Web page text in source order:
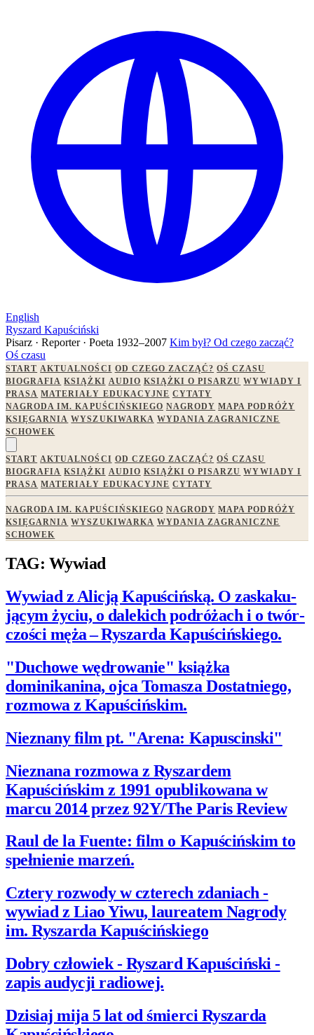
English
Ryszard Kapuściński
Pisarz · Reporter · Poeta 1932–2007 Kim był? Od czego zacząć?
Oś czasu
START AKTUALNOŚCI OD CZEGO ZACZĄĆ? OŚ CZASU
BIOGRAFIA KSIĄŻKI AUDIO KSIĄŻKI O PISARZU WYWIADY I
PRASA MATERIAŁY EDUKACYJNE CYTATY
NAGRODA IM. KAPUŚCIŃSKIEGO NAGRODY MAPA PODRÓŻY
KSIĘGARNIA WYSZUKIWARKA WYDANIA ZAGRANICZNE
SCHOWEK
START AKTUALNOŚCI OD CZEGO ZACZĄĆ? OŚ CZASU
BIOGRAFIA KSIĄŻKI AUDIO KSIĄŻKI O PISARZU WYWIADY I
PRASA MATERIAŁY EDUKACYJNE CYTATY
NAGRODA IM. KAPUŚCIŃSKIEGO NAGRODY MAPA PODRÓŻY
KSIĘGARNIA WYSZUKIWARKA WYDANIA ZAGRANICZNE
SCHOWEK
TAG: Wywiad
Wywiad z Ali­cją Kapu­ściń­ską. O zaska­ku­
ją­cym życiu, o dale­kich podró­żach i o twór­
czo­ści męża – Ryszarda Kapuścińskiego.
"Duchowe wędrowanie" książka
dominikanina, ojca Tomasza Dostatniego,
rozmowa z Kapuścińskim.
Nieznany film pt. "Arena: Kapuscinski"
Nieznana rozmowa z Ryszardem
Kapuścińskim z 1991 opublikowana w
marcu 2014 przez 92Y/The Paris Review
Raul de la Fuente: film o Kapuścińskim to
spełnienie marzeń.
Cztery rozwody w czterech zdaniach -
wywiad z Liao Yiwu, laureatem Nagrody
im. Ryszarda Kapuścińskiego
Dobry człowiek - Ryszard Kapuściński -
zapis audycji radiowej.
Dzisiaj mija 5 lat od śmierci Ryszarda